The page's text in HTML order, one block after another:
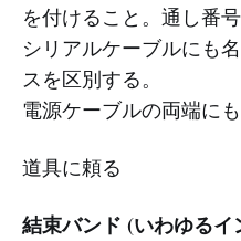
を付けること。通し番号
シリアルケーブルにも
スを区別する。
電源ケーブルの両端に
道具に頼る
結束バンド (いわゆる